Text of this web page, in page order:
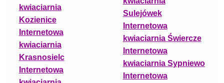
kwiaciarnia
Kozienice
Internetowa
kwiaciarnia
Krasnosielc
Internetowa
Sulejówek
Internetowa
kwiaciarnia Świercze
Internetowa
kwiaciarnia Sypniewo
Internetowa